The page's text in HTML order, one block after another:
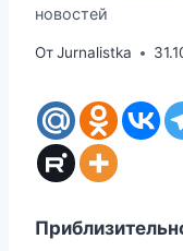
новостей
ОтJurnalistka